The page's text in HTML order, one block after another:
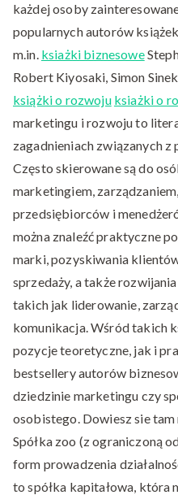
każdej osoby
popularnych autorów
m.in. ksiażki biznesowe
Robert Kiyosaki, Simon
książki o rozwoju ksiażki o
marketingu i rozwoju to
zagadnieniach związanych
Często skierowane są do
marketingiem,
przedsiębiorców i
można znaleźć praktyczne
marki, pozyskiwania
sprzedaży, a także
takich jak liderowanie,
komunikacja. Wśród takich
pozycje teoretyczne, jak i
bestsellery autorów
dziedzinie marketingu czy
osobistego. Dowiesz sie
Spółka zoo (z ograniczoną
form prowadzenia
to spółka kapitałowa, która